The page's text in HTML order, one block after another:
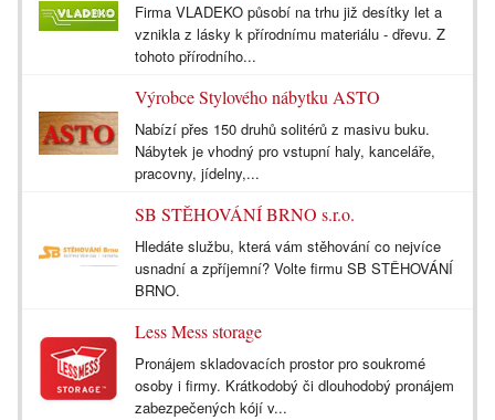
Firma VLADEKO působí na trhu již desítky let a
vznikla z lásky k přírodnímu materiálu - dřevu. Z
tohoto přírodního...
Výrobce Stylového nábytku ASTO
Nabízí přes 150 druhů solitérů z masivu buku.
Nábytek je vhodný pro vstupní haly, kanceláře,
pracovny, jídelny,...
SB STĚHOVÁNÍ BRNO s.r.o.
Hledáte službu, která vám stěhování co nejvíce
usnadní a zpříjemní? Volte firmu SB STĚHOVÁNÍ
BRNO.
Less Mess storage
Pronájem skladovacích prostor pro soukromé
osoby i firmy. Krátkodobý či dlouhodobý pronájem
zabezpečených kójí v...